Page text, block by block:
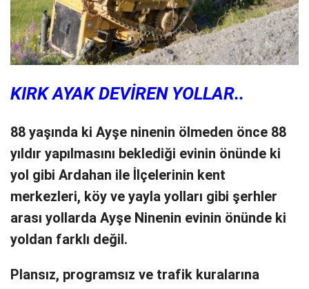
KIRK AYAK DEVİREN YOLLAR..
88 yaşında ki Ayşe ninenin ölmeden önce 88
yıldır yapılmasını beklediği evinin önünde ki
yol gibi Ardahan ile İlçelerinin kent
merkezleri, köy ve yayla yolları gibi şerhler
arası yollarda Ayşe Ninenin evinin önünde ki
yoldan farklı değil.
Plansız, programsız ve trafik kuralarına